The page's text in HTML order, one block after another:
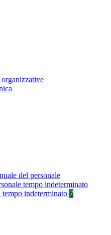
del personale
tempo indeterminato
tempo indeterminato 7